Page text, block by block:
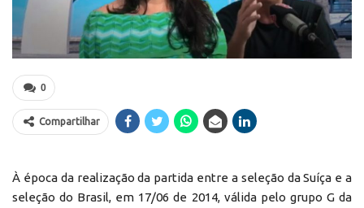
0
Compartilhar
À época da realização da partida entre a seleção da Suíça e a
seleção do Brasil, em 17/06 de 2014, válida pelo grupo G da